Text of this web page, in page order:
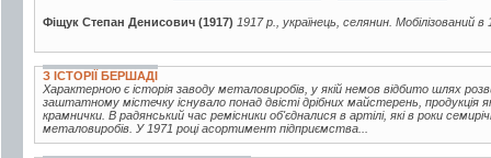
Фіщук Степан Денисович (1917) 1917 р., українець, селянин. Мобілізований
З ІСТОРІЇ БЕРШАДІ
Характерною є історія заводу металовиробів, у якій немов відбито шлях
заштатному містечку існувало понад двісті дрібних майстерень, продукція
крамнички. В радянський час ремісники об'єдналися в артілі, які в роки
металовиробів. У 1971 році асортимент підприємства...